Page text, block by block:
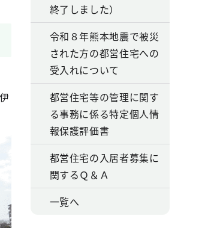
終了しました）
令和８年熊本地震で被災
された方の都営住宅への
受入れについて
都営住宅等の管理に関す
る事務に係る特定個人情
報保護評価書
都営住宅の入居者募集に
関するＱ＆Ａ
一覧へ